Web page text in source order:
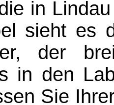
in
sieht es
der
in den
Sie